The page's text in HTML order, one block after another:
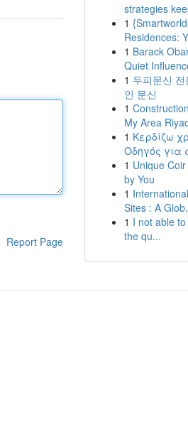
Report Page
strategies
1
Residences:
1 Barack
Quiet
1 두피문신
인 문신
1
My Area
1 Κερδίζω
Οδηγός για
1 Unique
by You
1
Sites : A
1 I not able
the qu...